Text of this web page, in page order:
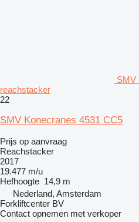
SMV
reachstacker
22
SMV Konecranes 4531 CC5
Prijs op aanvraag
Reachstacker
2017
19.477 m/u
Hefhoogte 14,9 m
Nederland, Amsterdam
Forkliftcenter BV
Contact opnemen met verkoper